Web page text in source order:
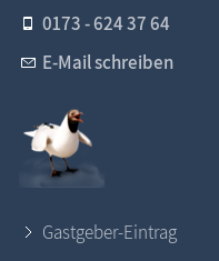
0173 - 624 37 64
E-Mail schreiben
Gastgeber-Eintrag